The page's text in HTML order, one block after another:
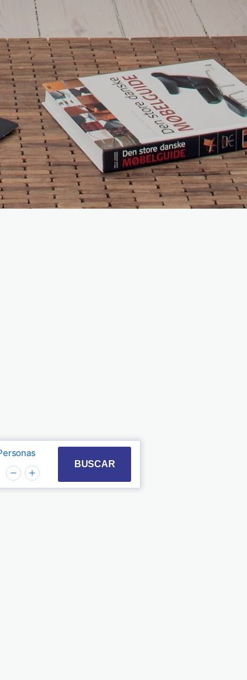
the calendar and select a date. Press the
interact with the calendar and select a date.
BUSCAR